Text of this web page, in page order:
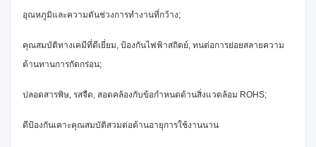
อุณหภูมิและความดันช่วงการทำงานที่กว้าง;
คุณสมบัติทางเคมีที่ดีเยี่ยม, ป้องกันไฟฟ้าสถิตย์, ทนต่อการย่อยสลายความ
ต้านทานการกัดกร่อน;
ปลอดสารพิษ, รสจืด, สอดคล้องกับข้อกำหนดด้านสิ่งแวดล้อม ROHS;
ดีป้องกันเคาะคุณสมบัติสวมต่อต้านอายุการใช้งานนาน